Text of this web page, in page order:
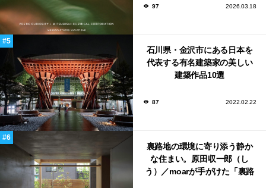
ンウィーク2026で初出展
97 2026.03.18
石川県・金沢市にある日本を
代表する有名建築家の美しい
建築作品10選
87 2022.02.22
裏路地の環境に寄り添う静か
な住まい。原田収一郎（し
う）／moarが手がけた「裏路